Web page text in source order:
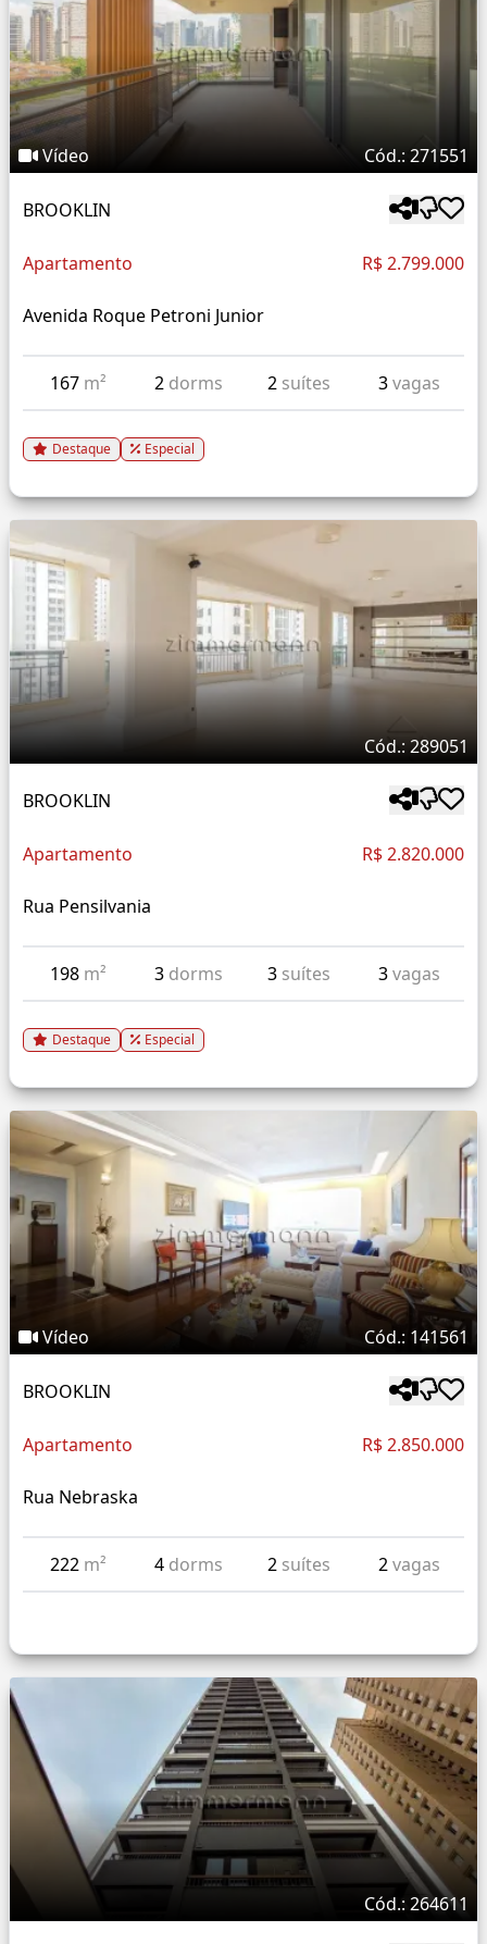
Vídeo Cód.: 271551
BROOKLIN
Apartamento R$ 2.799.000
Avenida Roque Petroni Junior
167 m² 2 dorms 2 suítes 3vagas
Destaque Especial
Cód.: 289051
BROOKLIN
Apartamento R$ 2.820.000
Rua Pensilvania
198 m² 3 dorms 3 suítes 3vagas
Destaque Especial
Vídeo Cód.: 141561
BROOKLIN
Apartamento R$ 2.850.000
Rua Nebraska
222 m² 4 dorms 2 suítes 2vagas
Cód.: 264611